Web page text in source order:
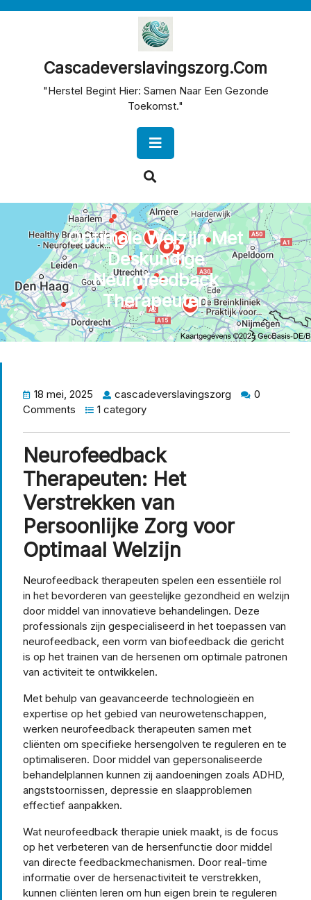
Cascadeverslavingszorg.com
"Herstel Begint Hier: Samen Naar Een Gezonde
Toekomst."
Button
Optimale Welzijn Met
Deskundige
Neurofeedback
Therapeuten
18 mei, 2025 cascadeverslavingszorg
0
Comments
1 category
Neurofeedback
Therapeuten: Het
Verstrekken van
Persoonlijke Zorg voor
Optimaal Welzijn
Neurofeedback therapeuten spelen een essentiële rol
in het bevorderen van geestelijke gezondheid en welzijn
door middel van innovatieve behandelingen. Deze
professionals zijn gespecialiseerd in het toepassen van
neurofeedback, een vorm van biofeedback die gericht
is op het trainen van de hersenen om optimale patronen
van activiteit te ontwikkelen.
Met behulp van geavanceerde technologieën en
expertise op het gebied van neurowetenschappen,
werken neurofeedback therapeuten samen met
cliënten om specifieke hersengolven te reguleren en te
optimaliseren. Door middel van gepersonaliseerde
behandelplannen kunnen zij aandoeningen zoals ADHD,
angststoornissen, depressie en slaapproblemen
effectief aanpakken.
Wat neurofeedback therapie uniek maakt, is de focus
op het verbeteren van de hersenfunctie door middel
van directe feedbackmechanismen. Door real-time
informatie over de hersenactiviteit te verstrekken,
kunnen cliënten leren om hun eigen brein te reguleren